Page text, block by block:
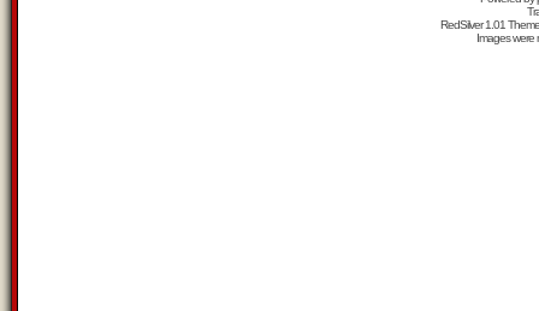
RedSilver 1.01
Images were